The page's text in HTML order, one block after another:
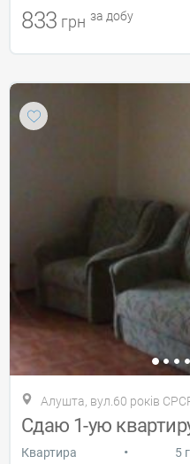
833 грн за добу
Алушта, вул.60 років
Сдаю 1-ую
Квартира • 5